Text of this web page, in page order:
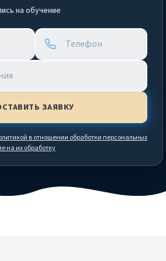
на обучение
в отношении обработки персональных
на их обработку